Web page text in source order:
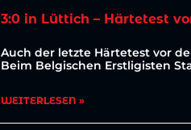
3:0 in Lüttich – Härtetest
Auch der letzte Härtetest vor
Beim Belgischen Erstligisten
WEITERLESEN »